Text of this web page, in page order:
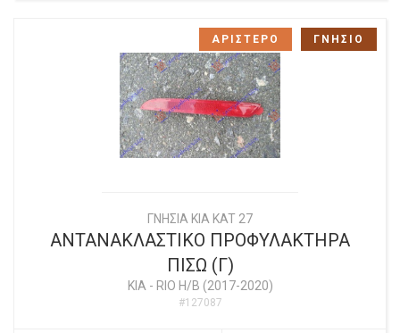
ΓΝΗΣΙΑ KIA KAT 27
ΑΝΤΑΝΑΚΛΑΣΤΙΚΟ ΠΡΟΦΥΛΑΚΤΗΡΑ
ΠΙΣΩ (Γ)
KIA - RIO Η/Β (2017-2020)
#127087
ΑΡΙΣΤΕΡΟ ΓΝΗΣΙΟ